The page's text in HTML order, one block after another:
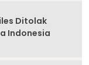
Ditolak
Indonesia